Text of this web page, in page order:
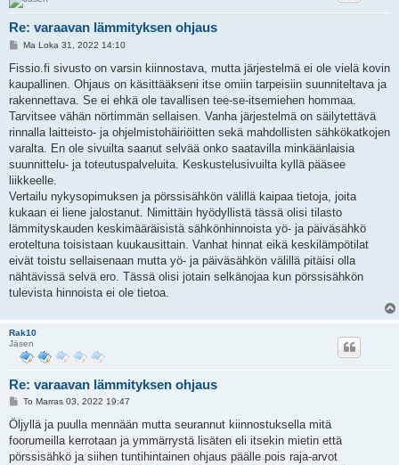
Re: varaavan lämmityksen ohjaus
V
e
t
i
Ma Loka 31, 2022 14:10
Fissio.fi sivusto on varsin kiinnostava, mutta järjestelmä ei ole vielä kovin
kaupallinen. Ohjaus on käsittääkseni itse omiin tarpeisiin suunniteltava ja
rakennettava. Se ei ehkä ole tavallisen tee-se-itsemiehen hommaa.
Tarvitsee vähän nörtimmän sellaisen. Vanha järjestelmä on säilytettävä
rinnalla laitteisto- ja ohjelmistohäiriöitten sekä mahdollisten sähkökatkojen
varalta. En ole sivuilta saanut selvää onko saatavilla minkäänlaisia
suunnittelu- ja toteutuspalveluita. Keskustelusivuilta kyllä pääsee
liikkeelle.
Vertailu nykysopimuksen ja pörssisähkön välillä kaipaa tietoja, joita
kukaan ei liene jalostanut. Nimittäin hyödyllistä tässä olisi tilasto
lämmityskauden keskimääräisistä sähkönhinnoista yö- ja päiväsähkö
eroteltuna toisistaan kuukausittain. Vanhat hinnat eikä keskilämpötilat
eivät toistu sellaisenaan mutta yö- ja päiväsähkön välillä pitäisi olla
nähtävissä selvä ero. Tässä olisi jotain selkänojaa kun pörssisähkön
tulevista hinnoista ei ole tietoa.
Rak10
Jäsen
Re: varaavan lämmityksen ohjaus
V
e
s
t
i
To Marras 03, 2022 19:47
Öljyllä ja puulla mennään mutta seurannut kiinnostuksella mitä
foorumeilla kerrotaan ja ymmärrystä lisäten eli itsekin mietin että
pörssisähkö ja siihen tuntihintainen ohjaus päälle pois raja-arvot